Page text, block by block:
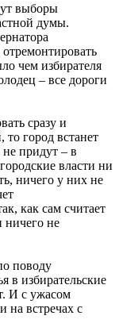
выборы
думы.
чем избирателя
– все дороги
сразу и
город встанет
не придут – в
власти ни
ничего у них не
как сам считает
не
поводу
в избирательские
И с ужасом
на встречах с